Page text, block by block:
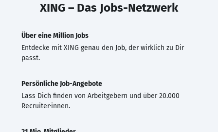
XING – Das Jobs-Netzwerk
Über eine Million Jobs
Entdecke mit XING genau den Job, der wirklich zu Dir
passt.
Persönliche Job-Angebote
Lass Dich finden von Arbeitgebern und über 20.000
Recruiter·innen.